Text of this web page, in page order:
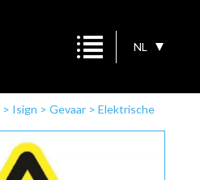
NL
> Isign > Gevaar> Elektrische